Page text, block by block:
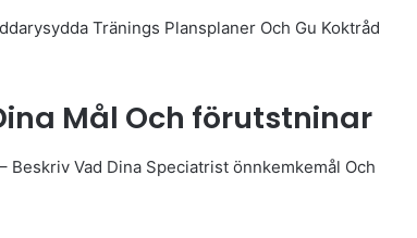
Tränings Plansplaner Och Gu Koktråd
Mål Och förutstninar
– Beskriv Vad Dina Speciatrist önnkemkemål Och